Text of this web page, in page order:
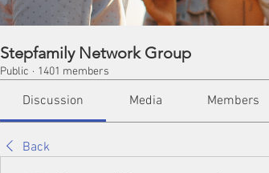
Stepfamily Network Group
Public · 1401 members
Discussion Media Members
Back